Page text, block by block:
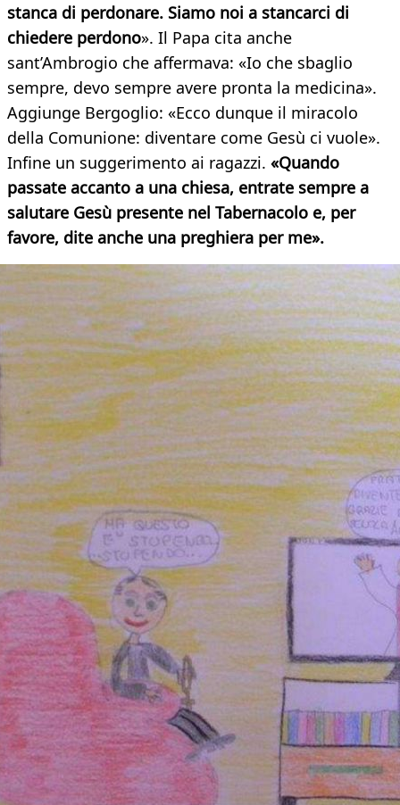
stanca di perdonare. Siamo noi a stancarci di
chiedere perdono». Il Papa cita anche
sant’Ambrogio che affermava: «Io che sbaglio
sempre, devo sempre avere pronta la medicina».
Aggiunge Bergoglio: «Ecco dunque il miracolo
della Comunione: diventare come Gesù ci vuole».
Infine un suggerimento ai ragazzi. «Quando
passate accanto a una chiesa, entrate sempre a
salutare Gesù presente nel Tabernacolo e, per
favore, dite anche una preghiera per me».